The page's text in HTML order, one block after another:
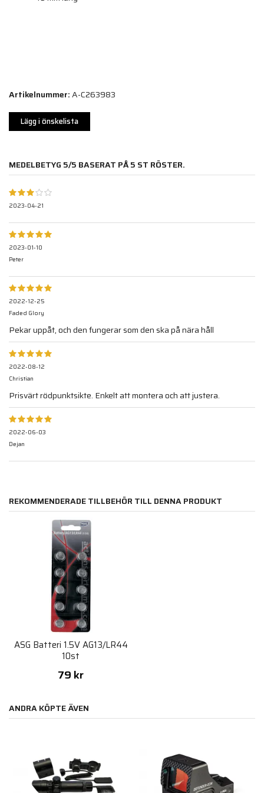
Artikelnummer:A-C263983
Lägg i önskelista
MEDELBETYG 5/5 BASERAT PÅ5 ST RÖSTER.
2023-04-21
2023-01-10
Peter
2022-12-25
Faded Glory
Pekar uppåt, och den fungerar som den ska på nära håll
2022-08-12
Christian
Prisvärt rödpunktsikte. Enkelt att montera och att justera.
2022-06-03
Dejan
REKOMMENDERADE TILLBEHÖR TILL DENNA PRODUKT
ASG Batteri 1.5V AG13/LR44
10st
79 kr
ANDRA KÖPTE ÄVEN